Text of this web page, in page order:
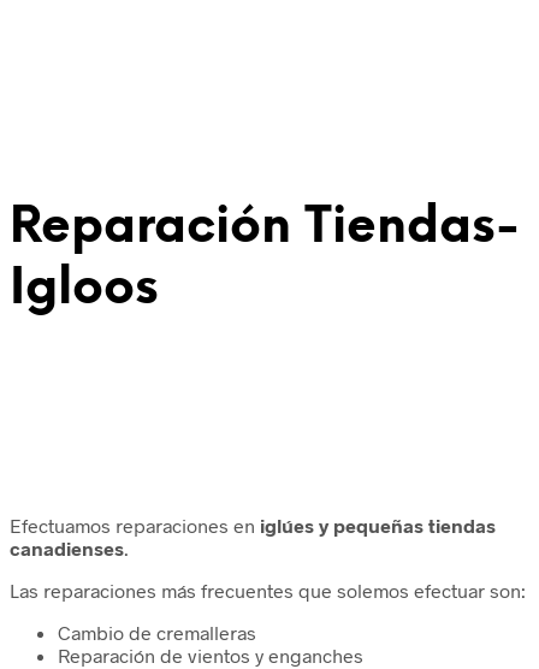
Reparación Tiendas-
Igloos
Efectuamos reparaciones en iglúes y pequeñas tiendas
canadienses.
Las reparaciones más frecuentes que solemos efectuar son:
Cambio de cremalleras
Reparación de vientos y enganches